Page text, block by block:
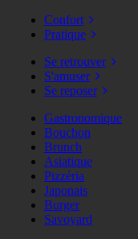
Confort
Pratique
Se retrouver
S'amuser
Se reposer
Gastronomique
Bouchon
Brunch
Asiatique
Pizzéria
Japonais
Burger
Savoyard